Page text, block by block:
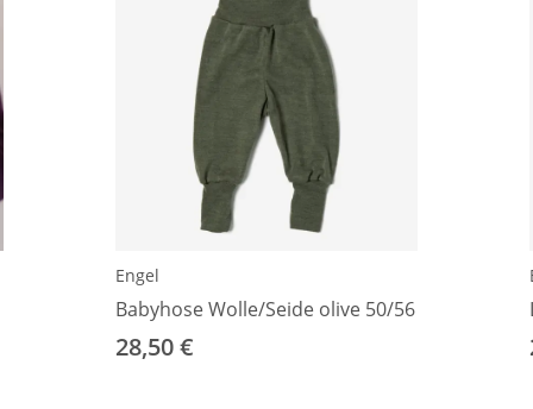
Engel
Babyhose Wolle/Seide olive 50/56
28,50 €